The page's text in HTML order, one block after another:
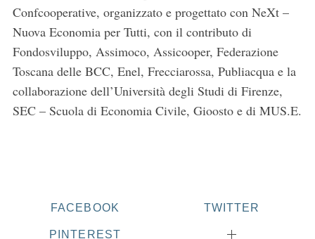
Confcooperative, organizzato e progettato con NeXt –
Nuova Economia per Tutti, con il contributo di
Fondosviluppo, Assimoco, Assicooper, Federazione
Toscana delle BCC, Enel, Frecciarossa, Publiacqua e la
collaborazione dell’Università degli Studi di Firenze,
SEC – Scuola di Economia Civile, Gioosto e di MUS.E.
FACEBOOK TWITTER
PINTEREST